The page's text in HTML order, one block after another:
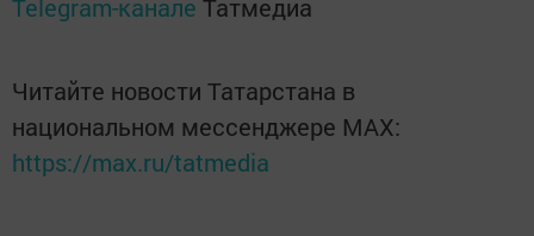
Telegram-канале Татмедиа
Читайте новости Татарстана в
национальном мессенджере MАХ:
https://max.ru/tatmedia